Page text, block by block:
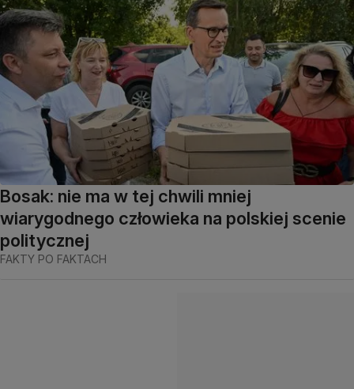
Bosak: nie ma w tej chwili mniej
wiarygodnego człowieka na polskiej scenie
politycznej
FAKTY PO FAKTACH